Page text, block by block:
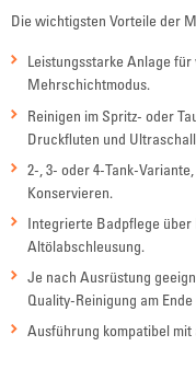
Die wichtigsten Vorteile der
Leistungsstarke Anlage
Mehrschichtmodus.
Reinigen im Spritz- oder
Druckfluten und
2-, 3- oder 4-Tank-
Konservieren.
Integrierte Badpflege
Altölabschleusung.
Je nach Ausrüstung
Quality-Reinigung am
Ausführung kompatibel